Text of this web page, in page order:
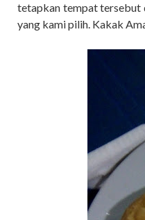
tetapkan tempat tersebut
yang kami pilih. Kakak